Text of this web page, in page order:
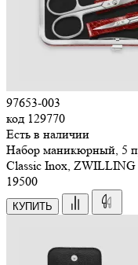
97653-003
код 129770
Есть в наличии
Набор маникюрный, 5
Classic Inox,
19500
КУПИТЬ